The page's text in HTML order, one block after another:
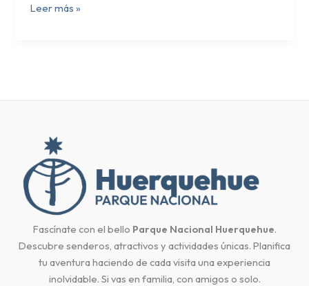
Leer más »
Fascínate con el bello Parque Nacional Huerquehue.
Descubre senderos, atractivos y actividades únicas. Planifica
tu aventura haciendo de cada visita una experiencia
inolvidable. Si vas en familia, con amigos o solo.